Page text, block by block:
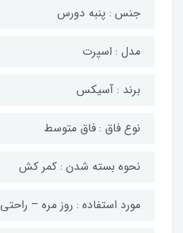
جنس : پنبه دورس
مدل : اسپرت
برند : آسیکس
نوع فاق : فاق متوسط
نحوه بسته شدن : کمر کش
مورد استفاده : روز مره – راحتی